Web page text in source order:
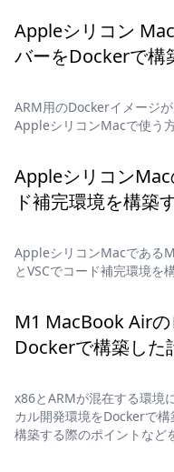
Appleシリコン
バーをDockerで構
ARM用のDockerイメージ
AppleシリコンMacで使う
Appleシリコン
ド補完環境を構築
AppleシリコンMacである
とVSCでコード補完環境を
M1 MacBook Air
Dockerで構築した
x86とARMが混在する環境
カル開発環境をDockerで構
構築する際のポイントなど